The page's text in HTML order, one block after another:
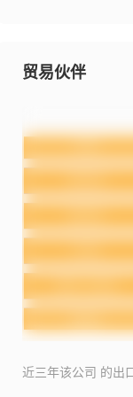
贸易伙伴
近三年该公司 的出